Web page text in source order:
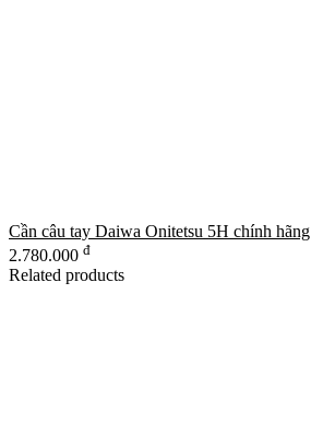
Cần câu tay Daiwa Onitetsu 5H chính hãng
2.780.000 đ
Related products